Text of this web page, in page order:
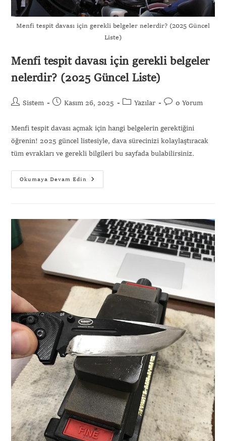
Menfi tespit davası için gerekli belgeler nelerdir? (2025 Güncel
Liste)
Menfi tespit davası için gerekli belgeler
nelerdir? (2025 Güncel Liste)
Sistem Kasım 26, 2025 Yazılar 0 Yorum
Menfi tespit davası açmak için hangi belgelerin gerektiğini
öğrenin! 2025 güncel listesiyle, dava sürecinizi kolaylaştıracak
tüm evrakları ve gerekli bilgileri bu sayfada bulabilirsiniz.
Okumaya Devam Edin